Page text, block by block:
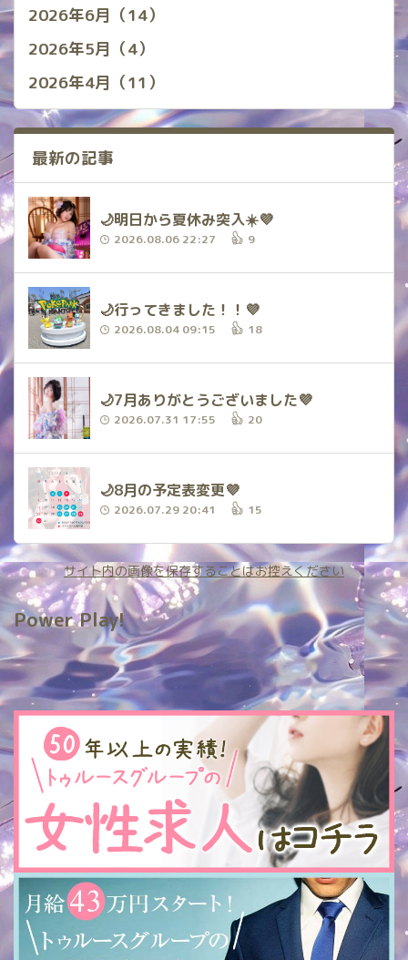
2026年6月（14）
2026年5月（4）
2026年4月（11）
最新の記事
🌙明日から夏休み突入☀️💜
2026.08.06 22:27 9
🌙行ってきました！！💜
2026.08.04 09:15 18
🌙7月ありがとうございました💜
2026.07.31 17:55 20
🌙8月の予定表変更💜
2026.07.29 20:41 15
サイト内の画像を保存することはお控えください
Power Play!